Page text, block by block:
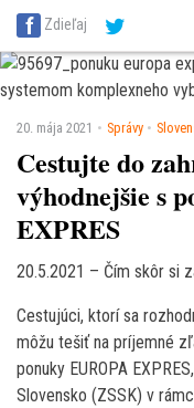
SITA Energetika
SITA Potravinárstvo
Zdieľaj
20. mája 2021 Správy
Cestujte do
výhodnejšie s
EXPRES
20.5.2021 – Čím skôr si
Cestujúci, ktorí sa
môžu tešiť na príjemné
ponuky EUROPA
Slovensko (ZSSK) v